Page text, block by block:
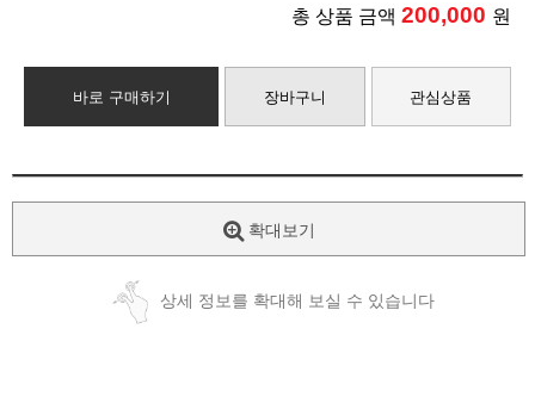
총 상품 금액 200,000 원
바로 구매하기 장바구니 관심상품
확대보기
상세 정보를 확대해 보실 수 있습니다